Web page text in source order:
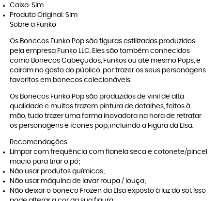
Caixa: Sim
Produto Original: Sim
Sobre a Funko
Os Bonecos Funko Pop são figuras estilizadas produzidos
pela empresa Funko LLC. Eles são também conhecidos
como Bonecos Cabeçudos, Funkos ou até mesmo Pops, e
cairam no gosto do público, por trazer os seus personagens
favoritos em bonecos colecionáveis.
Os Bonecos Funko Pop são produzidos de vinil de alta
qualidade e muitos trazem pintura de detalhes, feitos à
mão, tudo trazer uma forma inovadora na hora de retratar
os personagens e ícones pop, incluindo a Figura da Elsa.
Recomendações:
Limpar com frequência com flanela seca e cotonete/pincel
macio para tirar o pó;
Não usar produtos químicos;
Não usar máquina de lavar roupa / louça;
Não deixar o boneco Frozen da Elsa exposto à luz do sol. Isso